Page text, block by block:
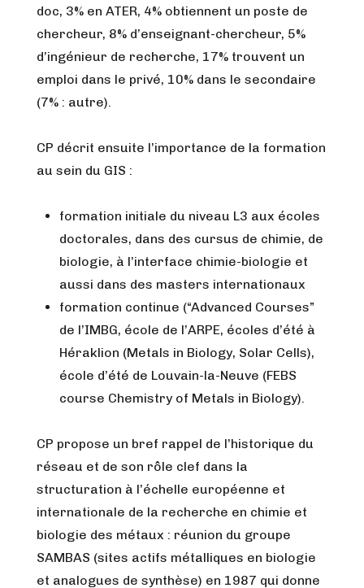
doc, 3% en ATER, 4% obtiennent un poste de
chercheur, 8% d’enseignant-chercheur, 5%
d’ingénieur de recherche, 17% trouvent un
emploi dans le privé, 10% dans le secondaire
(7% : autre).
CP décrit ensuite l’importance de la formation
au sein du GIS :
formation initiale du niveau L3 aux écoles
doctorales, dans des cursus de chimie, de
biologie, à l’interface chimie-biologie et
aussi dans des masters internationaux
formation continue (“Advanced Courses”
de l’IMBG, école de l’ARPE, écoles d’été à
Héraklion (Metals in Biology, Solar Cells),
école d’été de Louvain-la-Neuve (FEBS
course Chemistry of Metals in Biology).
CP propose un bref rappel de l’historique du
réseau et de son rôle clef dans la
structuration à l’échelle européenne et
internationale de la recherche en chimie et
biologie des métaux : réunion du groupe
SAMBAS (sites actifs métalliques en biologie
et analogues de synthèse) en 1987 qui donne